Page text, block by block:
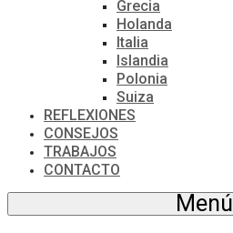
Grecia
Holanda
Italia
Islandia
Polonia
Suiza
REFLEXIONES
CONSEJOS
TRABAJOS
CONTACTO
Menú